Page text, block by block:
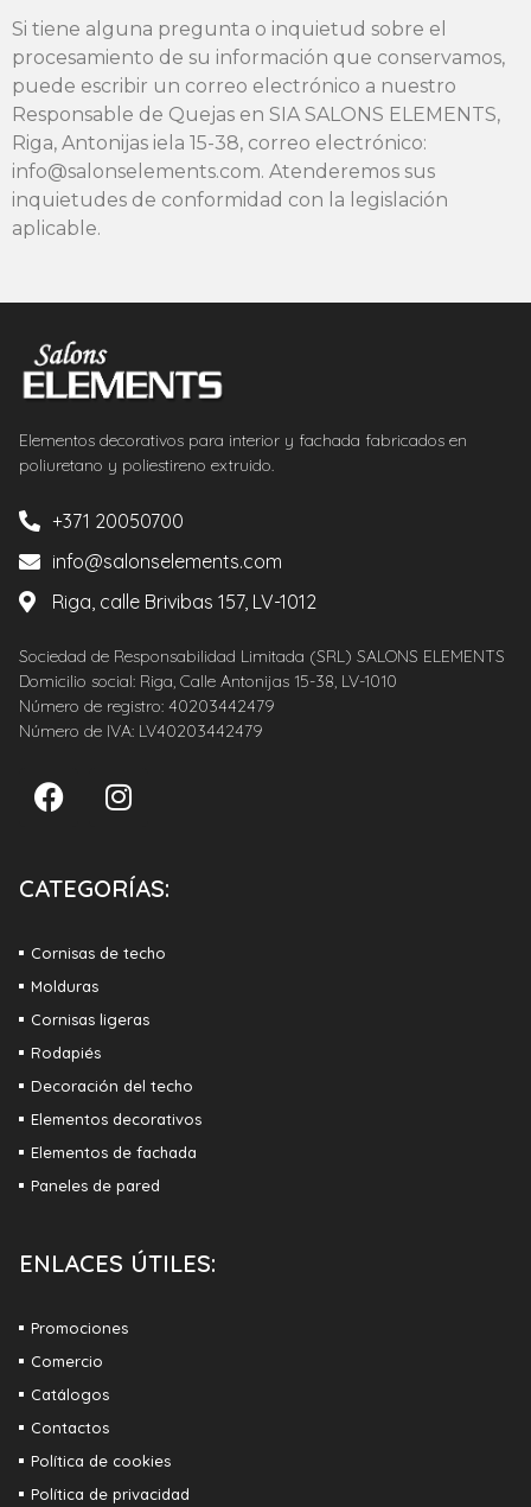
Si tiene alguna pregunta o inquietud sobre el
procesamiento de su información que conservamos,
puede escribir un correo electrónico a nuestro
Responsable de Quejas en SIA SALONS ELEMENTS,
Riga, Antonijas iela 15-38, correo electrónico:
info@salonselements.com. Atenderemos sus
inquietudes de conformidad con la legislación
aplicable.
Elementos decorativos para interior y fachada fabricados en
poliuretano y poliestireno extruido.
+371 20050700
info@salonselements.com
Riga, calle Brivibas 157, LV-1012
Sociedad de Responsabilidad Limitada (SRL) SALONS ELEMENTS
Domicilio social: Riga, Calle Antonijas 15-38, LV-1010
Número de registro: 40203442479
Número de IVA: LV40203442479
CATEGORÍAS:
Cornisas de techo
Molduras
Cornisas ligeras
Rodapiés
Decoración del techo
Elementos decorativos
Elementos de fachada
Paneles de pared
ENLACES ÚTILES:
Promociones
Comercio
Catálogos
Contactos
Política de cookies
Política de privacidad